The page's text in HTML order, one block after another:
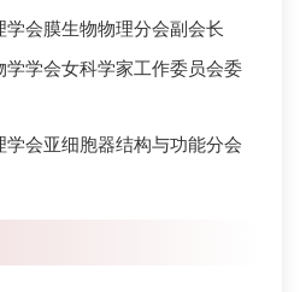
学会膜生物物理分会副会长
学学会女科学家工作委员会委
学会亚细胞器结构与功能分会